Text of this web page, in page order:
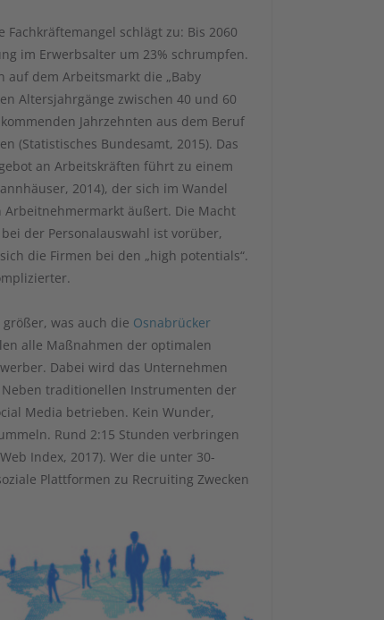
Fachkräftemangel schlägt zu: Bis 2060
im Erwerbsalter um 23% schrumpfen.
auf dem Arbeitsmarkt die „Baby
Altersjahrgänge zwischen 40 und 60
Jahrzehnten aus dem Beruf
(Statistisches Bundesamt, 2015). Das
an Arbeitskräften führt zu einem
2014), der sich im Wandel
Arbeitnehmermarkt äußert. Die Macht
der Personalauswahl ist vorüber,
die Firmen bei den „high potentials“.
was auch die Osnabrücker
alle Maßnahmen der optimalen
Dabei wird das Unternehmen
Neben traditionellen Instrumenten der
Media betrieben. Kein Wunder,
Rund 2:15 Stunden verbringen
Index, 2017). Wer die unter 30-
Plattformen zu Recruiting Zwecken